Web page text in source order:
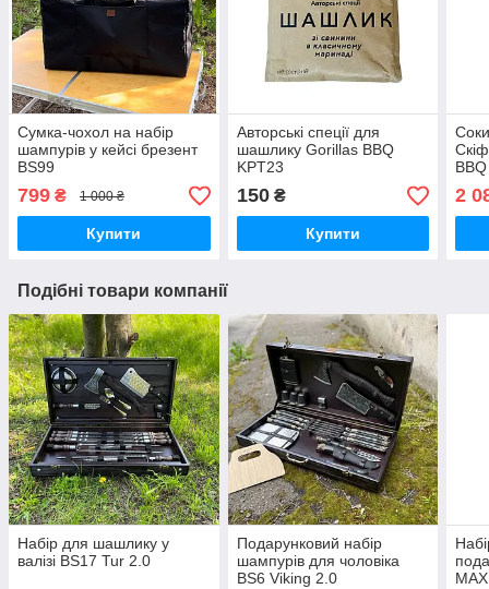
Сумка-чохол на набір
шампурів у кейсі брезент
BS99
799 ₴ 1 000 ₴
Купити
Авторські спеції для
шашлику Gorillas BBQ
KPT23
150₴
Купити
2
Подібні товари компанії
Набір для шашлику у
валізі BS17 Tur 2.0
Подарунковий набір
шампурів для чоловіка
BS6 Viking 2.0
МАХ